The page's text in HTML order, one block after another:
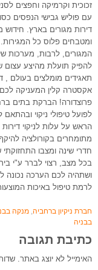
עם פוליש גבישי הנפסים
דירות מגורים בארץ. חידוש
ומטבחים פלוס כל
המגורים, לרבות, מערכות
להפיק תועלת מהיצע עצום
תאגידים מומלצים בעולם ,
פרוצדורה! הברקת בתים
לפועל טיפולי ניקוי
הראש על עלות לניקוי
מתומחרים בקורולציה
חדרי שינה ומצבו
בכל מצב, רצוי לברר ע"י
ושתהיה לכם הערכה נכונה
לרמת טיפול באיכות
חברת ניקיון ברחביה, מנקה
בבניה
כתיבת תגובה
האימייל לא יוצג באתר.